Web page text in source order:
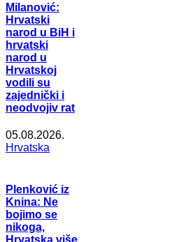
Milanović:
Hrvatski
narod u BiH i
hrvatski
narod u
Hrvatskoj
vodili su
zajednički i
neodvojiv rat
05.08.2026.
Hrvatska
Plenković iz
Knina: Ne
bojimo se
nikoga,
Hrvatska više